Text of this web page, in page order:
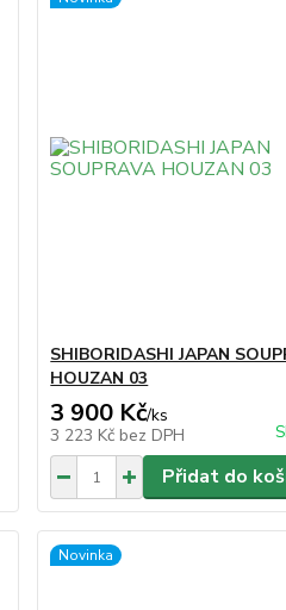
SHIBORIDASHI JAPAN
HOUZAN 03
3 900 Kč/ks
3 223 Kč bez DPH
Přidat do
Novinka